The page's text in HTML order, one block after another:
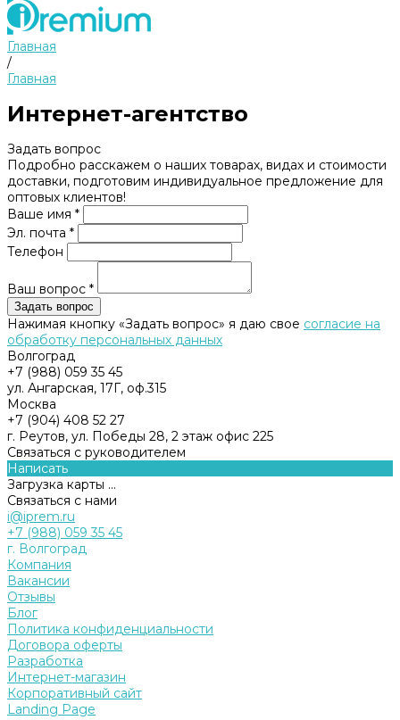
Главная
/
Главная
Интернет-агентство
Задать вопрос
Подробно расскажем о наших товарах, видах и стоимости
доставки, подготовим индивидуальное предложение для
оптовых клиентов!
Ваше имя *
Эл. почта *
Телефон
Ваш вопрос *
Нажимая кнопку «Задать вопрос» я даю свое согласие на
обработку персональных данных
Волгоград
+7 (988) 059 35 45
ул. Ангарская, 17Г, оф.315
Москва
+7 (904) 408 52 27
г. Реутов, ул. Победы 28, 2 этаж офис 225
Связаться с руководителем
Написать
Загрузка карты ...
Связаться с нами
i@iprem.ru
+7 (988) 059 35 45
г. Волгоград
Компания
Вакансии
Отзывы
Блог
Политика конфиденциальности
Договора оферты
Разработка
Интернет-магазин
Корпоративный сайт
Landing Page